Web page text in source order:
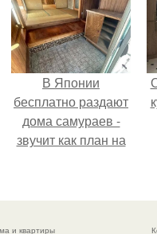
В Японии
бесплатно раздают
дома самураев -
звучит как план на
и квартиры